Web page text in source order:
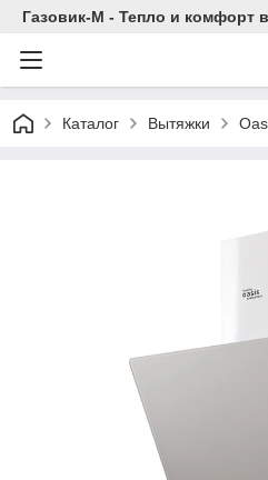
Газовик-М - Тепло и комфорт
Каталог Вытяжки